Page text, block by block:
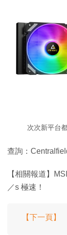
次次新平台
查詢：
【相關報道】
／s 極速！
【下一頁】